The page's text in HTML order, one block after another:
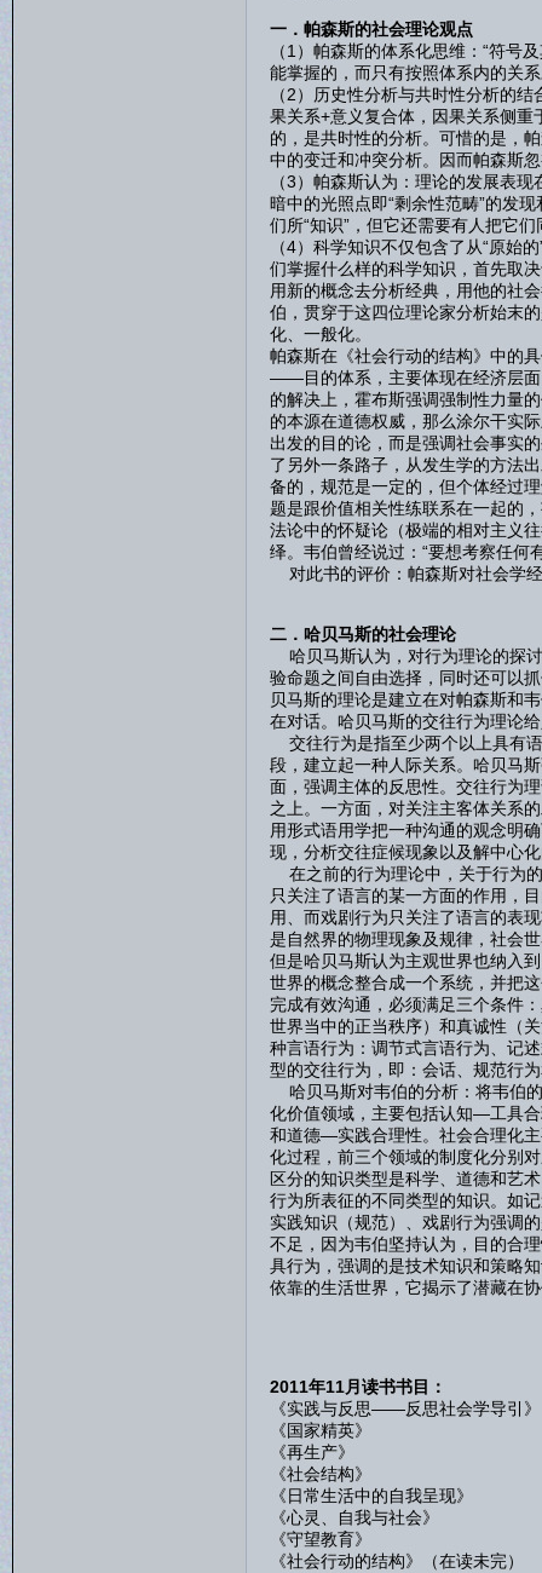
一．帕森斯的社会理论观点
（1）帕森斯的体系化思维：“符号
能掌握的，而只有按照体系内的关
（2）历史性分析与共时性分析的
果关系+意义复合体，因果关系侧
的，是共时性的分析。可惜的是，
中的变迁和冲突分析。因而帕森斯
（3）帕森斯认为：理论的发展表
暗中的光照点即“剩余性范畴”的发
们所“知识”，但它还需要有人把它
（4）科学知识不仅包含了从“原始
们掌握什么样的科学知识，首先取
用新的概念去分析经典，用他的社
伯，贯穿于这四位理论家分析始末
化、一般化。
帕森斯在《社会行动的结构》中的
——目的体系，主要体现在经济层
的解决上，霍布斯强调强制性力量
的本源在道德权威，那么涂尔干实
出发的目的论，而是强调社会事实
了另外一条路子，从发生学的方法
备的，规范是一定的，但个体经过
题是跟价值相关性练联系在一起的
法论中的怀疑论（极端的相对主义
绎。韦伯曾经说过：“要想考察任何
对此书的评价：帕森斯对社会学
二．哈贝马斯的社会理论
哈贝马斯认为，对行为理论的探
验命题之间自由选择，同时还可以
贝马斯的理论是建立在对帕森斯和
在对话。哈贝马斯的交往行为理论
交往行为是指至少两个以上具有
段，建立起一种人际关系。哈贝马
面，强调主体的反思性。交往行为
之上。一方面，对关注主客体关系
用形式语用学把一种沟通的观念明
现，分析交往症候现象以及解中心
在之前的行为理论中，关于行为
只关注了语言的某一方面的作用，
用、而戏剧行为只关注了语言的表
是自然界的物理现象及规律，社会
但是哈贝马斯认为主观世界也纳入
世界的概念整合成一个系统，并把
完成有效沟通，必须满足三个条件
世界当中的正当秩序）和真诚性（
种言语行为：调节式言语行为、记
型的交往行为，即：会话、规范行
哈贝马斯对韦伯的分析：将韦伯
化价值领域，主要包括认知—工具
和道德—实践合理性。社会合理化
化过程，前三个领域的制度化分别
区分的知识类型是科学、道德和艺
行为所表征的不同类型的知识。如
实践知识（规范）、戏剧行为强调
不足，因为韦伯坚持认为，目的合
具行为，强调的是技术知识和策略
依靠的生活世界，它揭示了潜藏在
2011年11月读书书目：
《实践与反思——反思社会学导引》
《国家精英》
《再生产》
《社会结构》
《日常生活中的自我呈现》
《心灵、自我与社会》
《守望教育》
《社会行动的结构》（在读未完）